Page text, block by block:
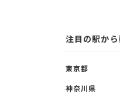
注目の駅か
東京都
神奈川県